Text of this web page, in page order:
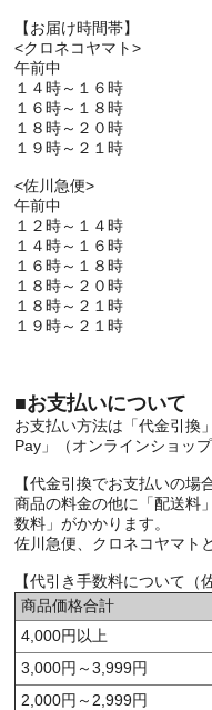
【お届け時間帯】
<クロネコヤマト>
午前中
１４時～１６時
１６時～１８時
１８時～２０時
１９時～２１時
<佐川急便>
午前中
１２時～１４時
１４時～１６時
１６時～１８時
１８時～２０時
１８時～２１時
１９時～２１時
■お支払いについて
お支払い方法は「代金引換
Pay」（オンラインショッ
【代金引換でお支払いの場
商品の料金の他に「配送料
数料」がかかります。
佐川急便、クロネコヤマト
【代引き手数料について（
商品価格合計
4,000円以上
3,000円～3,999円
2,000円～2,999円